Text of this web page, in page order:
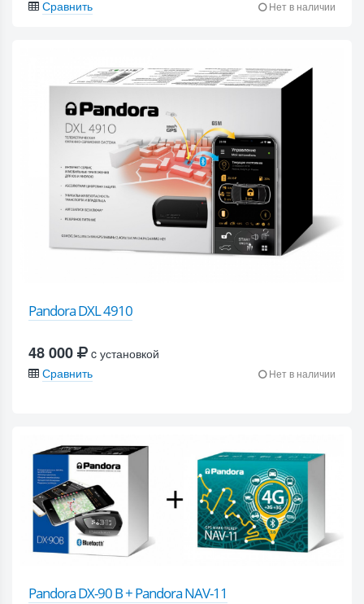
Сравнить Нет в наличии
Pandora DXL 4910
48 000
c установкой
Сравнить
Нет в наличии
Pandora DX-90 B + Pandora NAV-11